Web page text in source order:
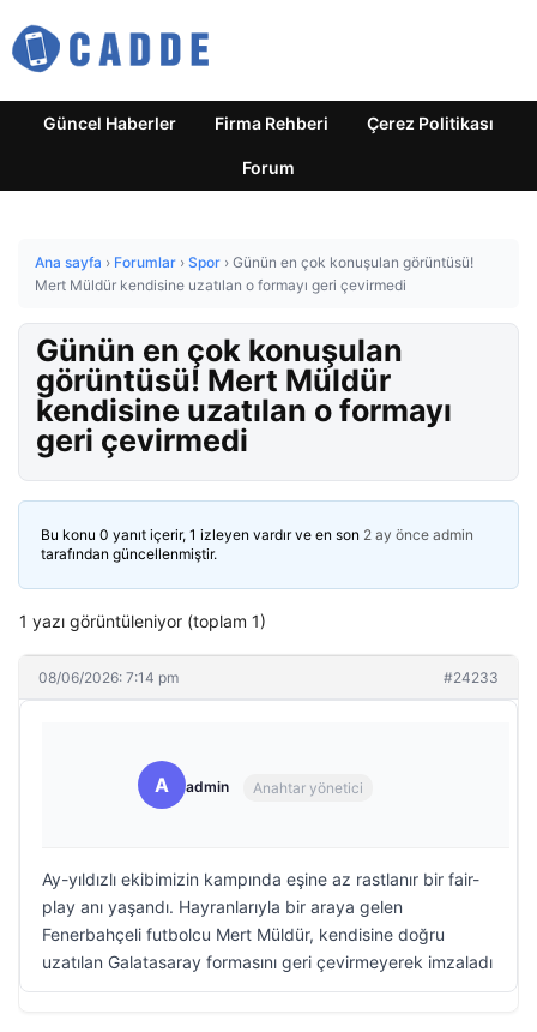
Güncel Haberler Firma Rehberi Çerez Politikası
Forum
Ana sayfa › Forumlar › Spor › Günün en çok konuşulan görüntüsü!
Mert Müldür kendisine uzatılan o formayı geri çevirmedi
Günün en çok konuşulan
görüntüsü! Mert Müldür
kendisine uzatılan o formayı
geri çevirmedi
Bu konu 0 yanıt içerir, 1 izleyen vardır ve en son 2 ay önce admin
tarafından güncellenmiştir.
1 yazı görüntüleniyor (toplam 1)
08/06/2026: 7:14 pm #24233
A admin Anahtar yönetici
Ay-yıldızlı ekibimizin kampında eşine az rastlanır bir fair-
play anı yaşandı. Hayranlarıyla bir araya gelen
Fenerbahçeli futbolcu Mert Müldür, kendisine doğru
uzatılan Galatasaray formasını geri çevirmeyerek imzaladı